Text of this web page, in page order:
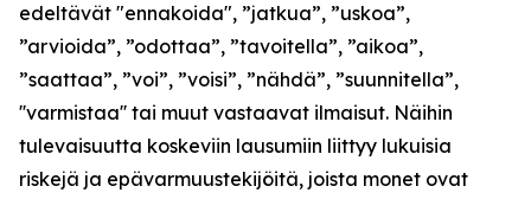
edeltävät "ennakoida", ”jatkua”, ”uskoa”,
”arvioida”, ”odottaa”, ”tavoitella”, ”aikoa”,
”saattaa”, ”voi”, ”voisi”, ”nähdä”, ”suunnitella”,
''varmistaa'' tai muut vastaavat ilmaisut. Näihin
tulevaisuutta koskeviin lausumiin liittyy lukuisia
riskejä ja epävarmuustekijöitä, joista monet ovat